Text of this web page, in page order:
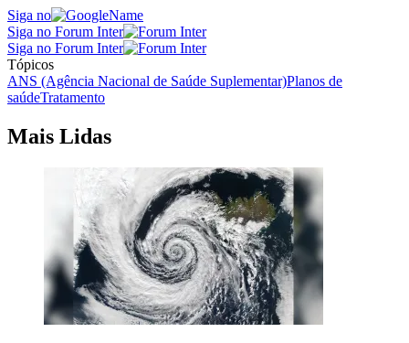
Siga no
Siga no Forum Inter
Siga no Forum Inter
Tópicos
ANS (Agência Nacional de Saúde Suplementar)Planos de
saúdeTratamento
Mais Lidas